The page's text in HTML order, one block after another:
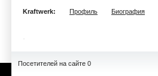
Kraftwerk: Профиль Биография
Посетителей на сайте 0